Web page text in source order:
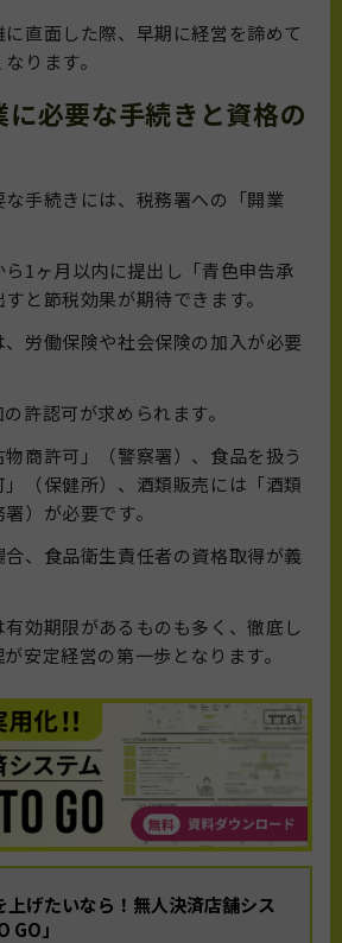
直面した際、早期に経営を諦めて
ります。
に必要な手続きと資格の
手続きには、税務署への「開業
1ヶ月以内に提出し「青色申告承
と節税効果が期待できます。
労働保険や社会保険の加入が必要
許認可が求められます。
商許可」（警察署）、食品を扱う
（保健所）、酒類販売には「酒類
）が必要です。
、食品衛生責任者の資格取得が義
効期限があるものも多く、徹底し
安定経営の第一歩となります。
げたいなら！ 無人決済店舗シス
GO」